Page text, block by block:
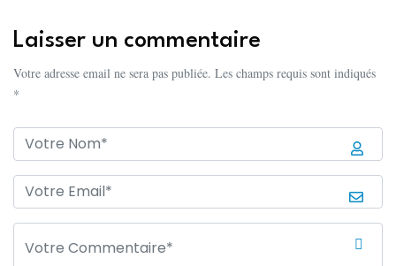
Laisser un commentaire
Votre adresse email ne sera pas publiée. Les champs requis sont indiqués
*